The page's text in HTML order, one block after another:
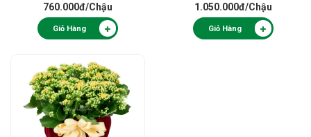
760.000đ/Chậu
Giỏ Hàng
1.050.000đ/Chậu
Giỏ Hàng